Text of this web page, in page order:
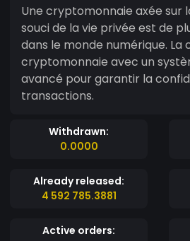
Une cryptomonnaie axée sur
souci de la vie privée est de
dans le monde numérique. La
cryptomonnaie avec un
avancé pour garantir la
transactions.
Withdrawn:
0.0000
Already released:
4 592 785.3881
Active orders: